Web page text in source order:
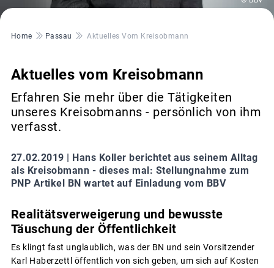
Pfadnavigation
Home Passau Aktuelles Vom Kreisobmann
Aktuelles vom Kreisobmann
Erfahren Sie mehr über die Tätigkeiten
unseres Kreisobmanns - persönlich von ihm
verfasst.
27.02.2019 | Hans Koller berichtet aus seinem Alltag
als Kreisobmann - dieses mal: Stellungnahme zum
PNP Artikel BN wartet auf Einladung vom BBV
Realitätsverweigerung und bewusste
Täuschung der Öffentlichkeit
Es klingt fast unglaublich, was der BN und sein Vorsitzender
Karl Haberzettl öffentlich von sich geben, um sich auf Kosten